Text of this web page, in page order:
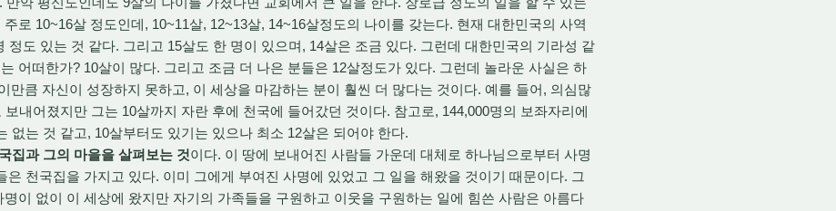
로 10~16살 정도인데, 10~11살, 12~13살, 14~16살정도의 나이를 갖는다. 현재 대한민국의 사역
정도 있는 것 같다. 그리고 15살도 한 명이 있으며, 14살은 조금 있다. 그런데 대한민국의 기라성 같
어떠한가? 10살이 많다. 그리고 조금 더 나은 분들은 12살정도가 있다. 그런데 놀라운 사실은 하
만큼 자신이 성장하지 못하고, 이 세상을 마감하는 분이 훨씬 더 많다는 것이다. 예를 들어, 의심많
내어졌지만 그는 10살까지 자란 후에 천국에 들어갔던 것이다. 참고로, 144,000명의 보좌자리에
없는 것 같고, 10살부터도 있기는 있으나 최소 12살은 되어야 한다.
집과 그의 마을을 살펴보는 것이다. 이 땅에 보내어진 사람들 가운데 대체로 하나님으로부터 사명
은 천국집을 가지고 있다. 이미 그에게 부여진 사명에 있었고 그 일을 해왔을 것이기 때문이다. 그
이 없이 이 세상에 왔지만 자기의 가족들을 구원하고 이웃을 구원하는 일에 힘쓴 사람은 아름다